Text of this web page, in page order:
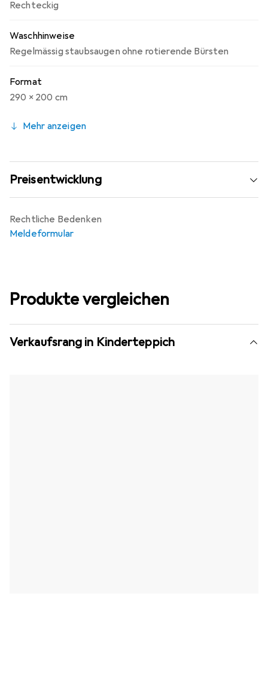
Rechteckig
Waschhinweise
Regelmässig staubsaugen ohne rotierende Bürsten
Format
290 x 200 cm
Mehr anzeigen
Preisentwicklung
Rechtliche Bedenken
Meldeformular
Produkte vergleichen
Verkaufsrang in Kinderteppich